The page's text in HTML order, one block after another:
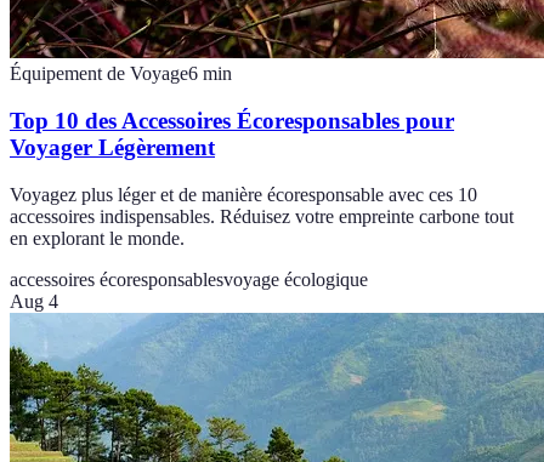
Équipement de Voyage6 min
Top 10 des Accessoires Écoresponsables pour
Voyager Légèrement
Voyagez plus léger et de manière écoresponsable avec ces 10
accessoires indispensables. Réduisez votre empreinte carbone tout
en explorant le monde.
accessoires écoresponsablesvoyage écologique
Aug 4